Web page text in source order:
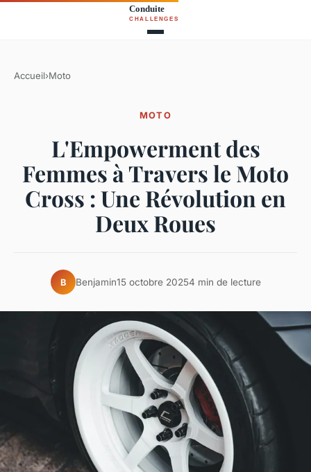
Accueil›Moto
MOTO
L'Empowerment des
Femmes à Travers le Moto
Cross : Une Révolution en
Deux Roues
B Benjamin15 octobre 20254 min de lecture